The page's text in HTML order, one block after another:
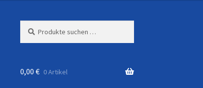
nach:
0,00 € 0 Artikel